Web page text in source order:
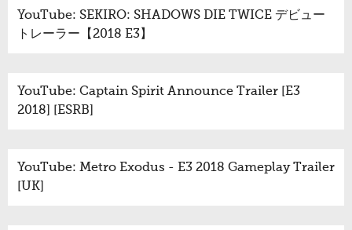
YouTube: SEKIRO: SHADOWS DIE TWICE デビュー
トレーラー【2018 E3】
YouTube: Captain Spirit Announce Trailer [E3
2018] [ESRB]
YouTube: Metro Exodus - E3 2018 Gameplay Trailer
[UK]